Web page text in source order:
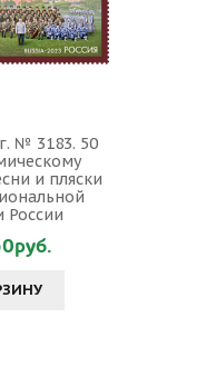
№ 3183. 50
и пляски
России